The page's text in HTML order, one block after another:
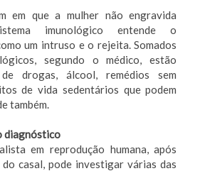
em que a mulher não engravida
imunológico entende o
um intruso e o rejeita. Somados
segundo o médico, estão
drogas, álcool, remédios sem
de vida sedentários que podem
também.
diagnóstico
em reprodução humana, após
casal, pode investigar várias das